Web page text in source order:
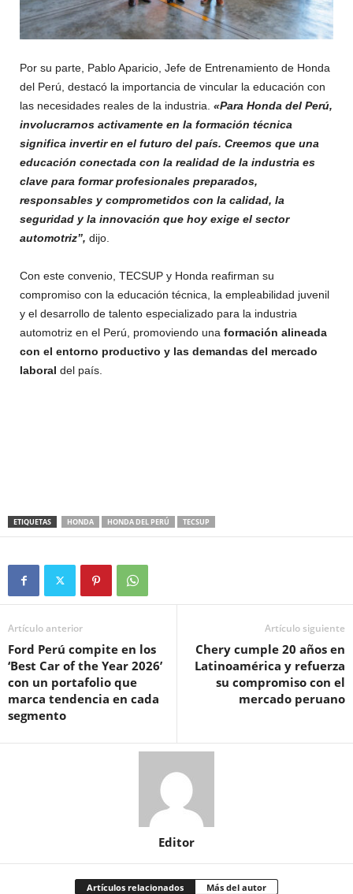
Por su parte, Pablo Aparicio, Jefe de Entrenamiento de Honda
del Perú, destacó la importancia de vincular la educación con
las necesidades reales de la industria. «Para Honda del Perú,
involucrarnos activamente en la formación técnica
significa invertir en el futuro del país. Creemos que una
educación conectada con la realidad de la industria es
clave para formar profesionales preparados,
responsables y comprometidos con la calidad, la
seguridad y la innovación que hoy exige el sector
automotriz”, dijo.
Con este convenio, TECSUP y Honda reafirman su
compromiso con la educación técnica, la empleabilidad juvenil
y el desarrollo de talento especializado para la industria
automotriz en el Perú, promoviendo una formación alineada
con el entorno productivo y las demandas del mercado
laboral del país.
ETIQUETAS HONDA HONDA DEL PERÚ TECSUP
Artículo anterior
Ford Perú compite en los
‘Best Car of the Year 2026’
con un portafolio que
marca tendencia en cada
segmento
Artículo siguiente
Chery cumple 20 años en
Latinoamérica y refuerza
su compromiso con el
mercado peruano
Editor
Artículos relacionados Más del autor